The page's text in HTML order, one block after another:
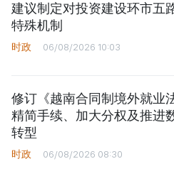
建议制定对投资建设环市五
特殊机制
时政 06/08/2026 10:03
修订《越南合同制境外就业
精简手续、加大分权及推进
转型
时政 06/08/2026 08:30